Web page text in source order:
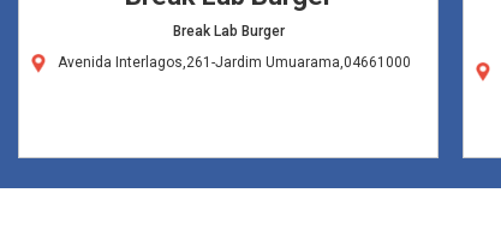
Break Lab Burger
Avenida Interlagos,261-Jardim Umuarama,04661000